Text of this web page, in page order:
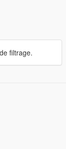
filtrage.